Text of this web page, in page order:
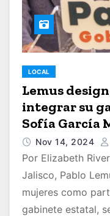
LOCAL
Lemus
integrar su
Sofía García
Gutiérrez
Anaya
Nov 14, 2024
Por Elizabeth
Jalisco, Pablo
mujeres como
gabinete estatal,